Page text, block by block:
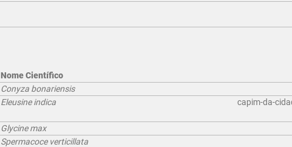
Nome Científico
Conyza bonariensis
Eleusine indica
capim-da-
Glycine max
Spermacoce verticillata